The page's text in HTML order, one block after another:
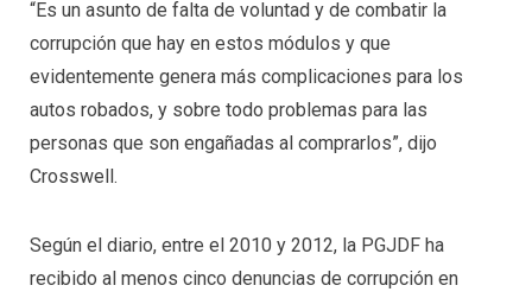
“Es un asunto de falta de voluntad y de combatir la
corrupción que hay en estos módulos y que
evidentemente genera más complicaciones para los
autos robados, y sobre todo problemas para las
personas que son engañadas al comprarlos”, dijo
Crosswell.
Según el diario, entre el 2010 y 2012, la PGJDF ha
recibido al menos cinco denuncias de corrupción en